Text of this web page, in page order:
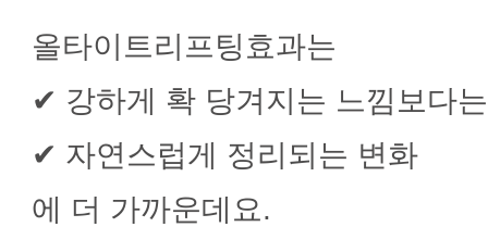
올타이트리프팅효과는
✔ 강하게 확 당겨지는 느낌보다는
✔ 자연스럽게 정리되는 변화
에 더 가까운데요.